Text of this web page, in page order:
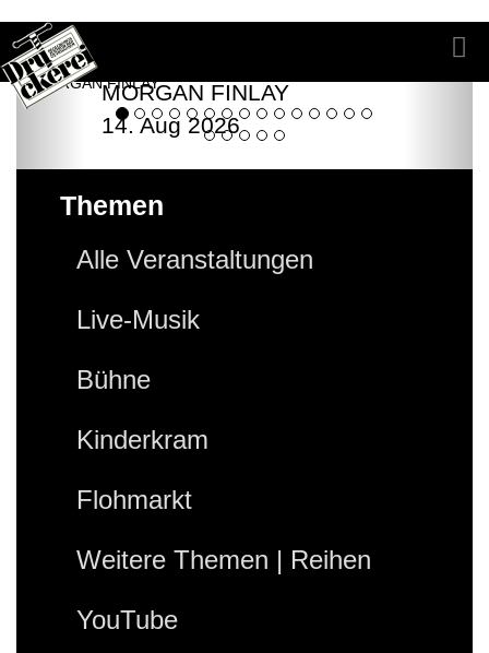
MORGAN FINLAY
14. Aug 2026
Themen
Alle Veranstaltungen
Live-Musik
Bühne
Kinderkram
Flohmarkt
Weitere Themen | Reihen
YouTube